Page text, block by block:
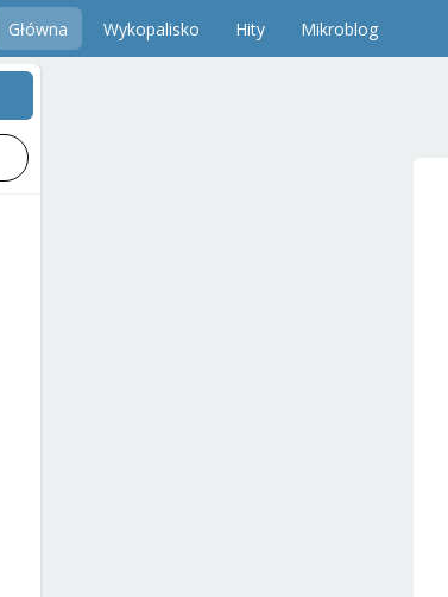
Główna Wykopalisko Hity Mikroblog